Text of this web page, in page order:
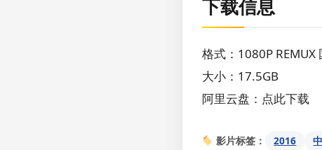
下载信息
格式：1080P
大小：17.5GB
阿里云盘：点此下载
影片标签： 2016